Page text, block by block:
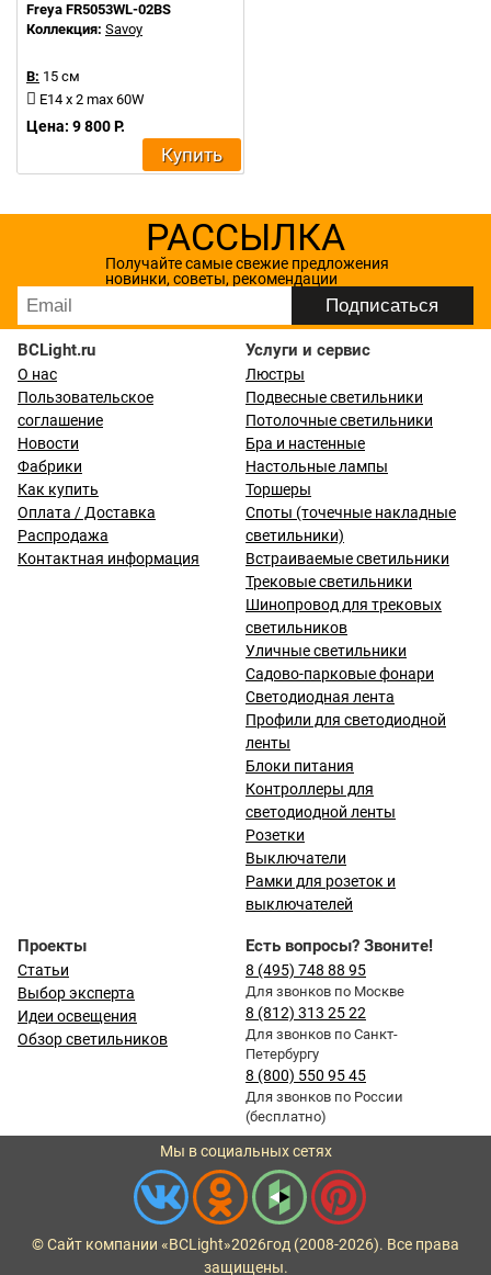
Freya FR5053WL-02BS
Коллекция: Savoy
В: 15 см
E14 x 2 max 60W
Цена: 9 800 Р.
Купить
РАССЫЛКА
Получайте самые свежие предложения
новинки, советы, рекомендации
BCLight.ru
О нас
Пользовательское
соглашение
Новости
Фабрики
Как купить
Оплата / Доставка
Распродажа
Контактная информация
Услуги и сервис
Люстры
Подвесные светильники
Потолочные светильники
Бра и настенные
Настольные лампы
Торшеры
Споты (точечные накладные
светильники)
Встраиваемые светильники
Трековые светильники
Шинопровод для трековых
светильников
Уличные светильники
Садово-парковые фонари
Светодиодная лента
Профили для светодиодной
ленты
Блоки питания
Контроллеры для
светодиодной ленты
Розетки
Выключатели
Рамки для розеток и
выключателей
Проекты
Статьи
Выбор эксперта
Идеи освещения
Обзор светильников
Есть вопросы? Звоните!
8 (495) 748 88 95
Для звонков по Москве
8 (812) 313 25 22
Для звонков по Санкт-
Петербургу
8 (800) 550 95 45
Для звонков по России
(бесплатно)
Мы в социальных сетях
© Сайт компании «BCLight»2026год (2008-2026). Все права
защищены.